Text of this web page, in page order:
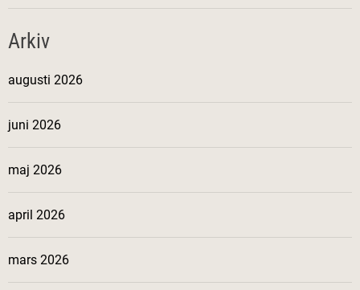
Arkiv
augusti 2026
juni 2026
maj 2026
april 2026
mars 2026